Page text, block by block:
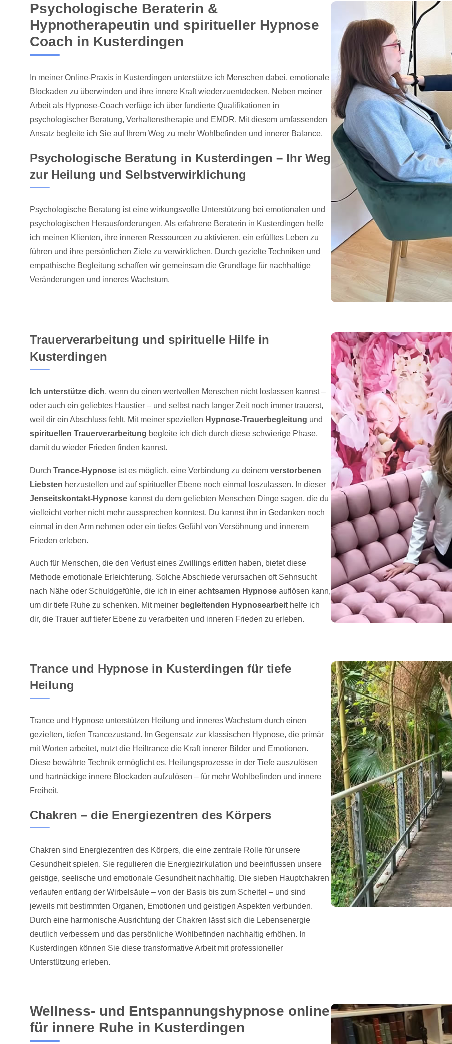
Psychologische Beraterin &
Hypnotherapeutin und spiritueller Hypnose
Coach in Kusterdingen
In meiner Online-Praxis in Kusterdingen unterstütze ich Menschen dabei, emotionale
Blockaden zu überwinden und ihre innere Kraft wiederzuentdecken. Neben meiner
Arbeit als Hypnose-Coach verfüge ich über fundierte Qualifikationen in
psychologischer Beratung, Verhaltenstherapie und EMDR. Mit diesem umfassenden
Ansatz begleite ich Sie auf Ihrem Weg zu mehr Wohlbefinden und innerer Balance.
Psychologische Beratung in Kusterdingen – Ihr Weg
zur Heilung und Selbstverwirklichung
Psychologische Beratung ist eine wirkungsvolle Unterstützung bei emotionalen und
psychologischen Herausforderungen. Als erfahrene Beraterin in Kusterdingen helfe
ich meinen Klienten, ihre inneren Ressourcen zu aktivieren, ein erfülltes Leben zu
führen und ihre persönlichen Ziele zu verwirklichen. Durch gezielte Techniken und
empathische Begleitung schaffen wir gemeinsam die Grundlage für nachhaltige
Veränderungen und inneres Wachstum.
Trauerverarbeitung und spirituelle Hilfe in
Kusterdingen
Ich unterstütze dich, wenn du einen wertvollen Menschen nicht loslassen kannst –
oder auch ein geliebtes Haustier – und selbst nach langer Zeit noch immer trauerst,
weil dir ein Abschluss fehlt. Mit meiner speziellen Hypnose-Trauerbegleitung und
spirituellen Trauerverarbeitung begleite ich dich durch diese schwierige Phase,
damit du wieder Frieden finden kannst.
Durch Trance-Hypnose ist es möglich, eine Verbindung zu deinem verstorbenen
Liebsten herzustellen und auf spiritueller Ebene noch einmal loszulassen. In dieser
Jenseitskontakt-Hypnose kannst du dem geliebten Menschen Dinge sagen, die du
vielleicht vorher nicht mehr aussprechen konntest. Du kannst ihn in Gedanken noch
einmal in den Arm nehmen oder ein tiefes Gefühl von Versöhnung und innerem
Frieden erleben.
Auch für Menschen, die den Verlust eines Zwillings erlitten haben, bietet diese
Methode emotionale Erleichterung. Solche Abschiede verursachen oft Sehnsucht
nach Nähe oder Schuldgefühle, die ich in einer achtsamen Hypnose auflösen kann,
um dir tiefe Ruhe zu schenken. Mit meiner begleitenden Hypnosearbeit helfe ich
dir, die Trauer auf tiefer Ebene zu verarbeiten und inneren Frieden zu erleben.
Trance und Hypnose in Kusterdingen für tiefe
Heilung
Trance und Hypnose unterstützen Heilung und inneres Wachstum durch einen
gezielten, tiefen Trancezustand. Im Gegensatz zur klassischen Hypnose, die primär
mit Worten arbeitet, nutzt die Heiltrance die Kraft innerer Bilder und Emotionen.
Diese bewährte Technik ermöglicht es, Heilungsprozesse in der Tiefe auszulösen
und hartnäckige innere Blockaden aufzulösen – für mehr Wohlbefinden und innere
Freiheit.
Chakren – die Energiezentren des Körpers
Chakren sind Energiezentren des Körpers, die eine zentrale Rolle für unsere
Gesundheit spielen. Sie regulieren die Energiezirkulation und beeinflussen unsere
geistige, seelische und emotionale Gesundheit nachhaltig. Die sieben Hauptchakren
verlaufen entlang der Wirbelsäule – von der Basis bis zum Scheitel – und sind
jeweils mit bestimmten Organen, Emotionen und geistigen Aspekten verbunden.
Durch eine harmonische Ausrichtung der Chakren lässt sich die Lebensenergie
deutlich verbessern und das persönliche Wohlbefinden nachhaltig erhöhen. In
Kusterdingen können Sie diese transformative Arbeit mit professioneller
Unterstützung erleben.
Wellness- und Entspannungshypnose online
für innere Ruhe in Kusterdingen